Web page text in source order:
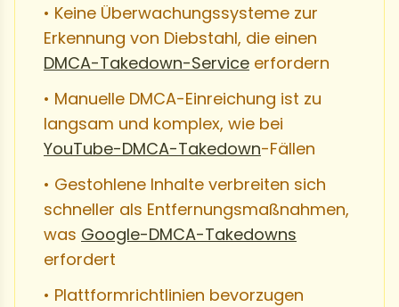
• Keine Überwachungssysteme zur
Erkennung von Diebstahl, die einen
DMCA-Takedown-Service erfordern
• Manuelle DMCA-Einreichung ist zu
langsam und komplex, wie bei
YouTube-DMCA-Takedown-Fällen
• Gestohlene Inhalte verbreiten sich
schneller als Entfernungsmaßnahmen,
was Google-DMCA-Takedowns
erfordert
• Plattformrichtlinien bevorzugen